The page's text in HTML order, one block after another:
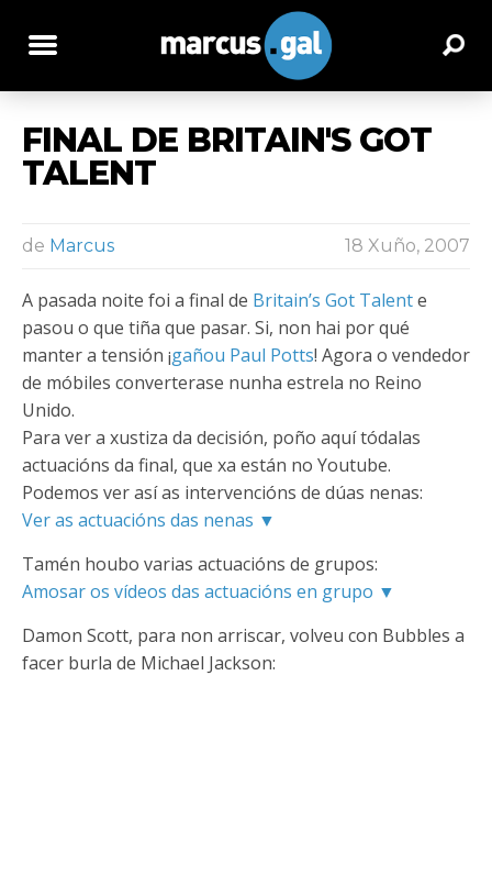
FINAL DE BRITAIN'S GOT
TALENT
de Marcus 18 Xuño, 2007
A pasada noite foi a final de Britain’s Got Talente
pasou o que tiña que pasar. Si, non hai por qué
manter a tensión ¡gañou Paul Potts! Agora o vendedor
de móbiles converterase nunha estrela no Reino
Unido.
Para ver a xustiza da decisión, poño aquí tódalas
actuacións da final, que xa están no Youtube.
Podemos ver así as intervencións de dúas nenas:
Ver as actuacións das nenas ▼
Tamén houbo varias actuacións de grupos:
Amosar os vídeos das actuacións en grupo ▼
Damon Scott, para non arriscar, volveu con Bubbles a
facer burla de Michael Jackson: